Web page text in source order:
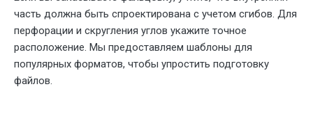
часть должна быть спроектирована с учетом сгибов. Для
перфорации и скругления углов укажите точное
расположение. Мы предоставляем шаблоны для
популярных форматов, чтобы упростить подготовку
файлов.